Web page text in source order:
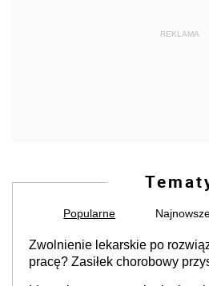
REKLAMA
Popularne
Zwolnienie lekarskie po
pracę? Zasiłek chorobowy